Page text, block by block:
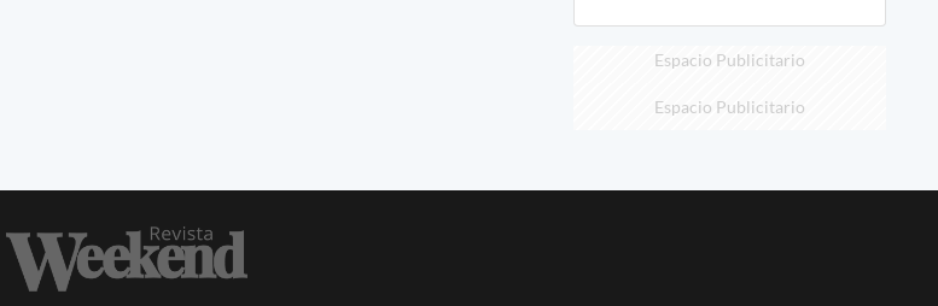
Espacio Publicitario
Espacio Publicitario